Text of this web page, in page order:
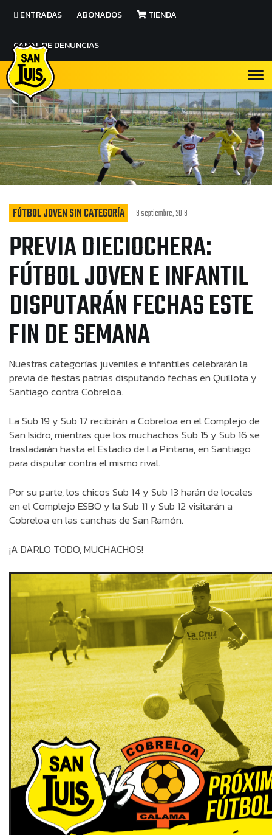
ENTRADAS ABONADOS TIENDA
CANAL DE DENUNCIAS
FÚTBOL JOVEN SIN CATEGORÍA 13 septiembre, 2018
PREVIA DIECIOCHERA:
FÚTBOL JOVEN E INFANTIL
DISPUTARÁN FECHAS ESTE
FIN DE SEMANA
Nuestras categorías juveniles e infantiles celebrarán la
previa de fiestas patrias disputando fechas en Quillota y
Santiago contra Cobreloa.
La Sub 19 y Sub 17 recibirán a Cobreloa en el Complejo de
San Isidro, mientras que los muchachos Sub 15 y Sub 16 se
trasladarán hasta el Estadio de La Pintana, en Santiago
para disputar contra el mismo rival.
Por su parte, los chicos Sub 14 y Sub 13 harán de locales
en el Complejo ESBO y la Sub 11 y Sub 12 visitarán a
Cobreloa en las canchas de San Ramón.
¡A DARLO TODO, MUCHACHOS!